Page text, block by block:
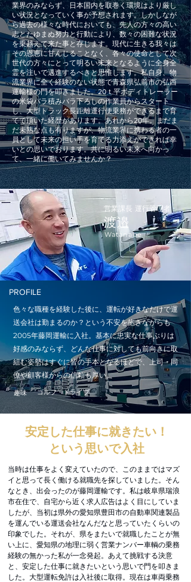
PROFILE
色々な職種を経験した後に、運転が好きなだけで運
送会社は勤まるのか？という不安を抱きながらも
2005年藤岡運輸に入社。 基本に忠実な仕事ぶりは
好感のみならず、どんな仕事に対しても前向きに取
組む姿勢はすぐに皆の手本となるほどで、 上司・同
僚や顧客様からの信頼も厚い。
​趣味 ゴルフ・ドライブ
業界のみならず、日本国内を取巻く環境はより厳し
い状況となっていく事が予想されます。しかしなが
ら過去の様々な時代においても、先人の方々の高い
志とたゆまぬ努力と行動により、数々の困難な状況
を乗越えて来た事と存じます。現代に生きる我々は
その恩恵に甘んじることなく、各々の使命として次
世代の方々にとって明るい未来となるように全身全
霊を注いで邁進するべきと思惟します。私自身、物
流業界に全く経験のない状態で青森県弘前市の弘西
運輸様の門を叩きました。20ｔ平ボディトレーラー
の米袋バラ積みバラ下ろしの作業員からスタート
し、大型トラック長距離運行便乗務ができるまで育
てて頂いた経歴があります。あれから20年。まだま
だ未熟な点も有りますが、物流業界に携わる者の一
員として未来の担い手を育てる力添えができれば幸
いとの思いでおります。共に明るい未来へ向かっ
て、一緒に働いてみませんか？
Watanabe
​渡邉
営業課長 ​運行管理者
安定した仕事に就きたい！
という思いで入社
当時は仕事をよく変えていたので、このままではマズ
イと思って長く働ける就職先を探していました。 そん
なとき、出会ったのが藤岡運輸です。私は岐阜県瑞浪
市在住で、自宅から近く求人広告はよく目にしていま
したが、当初は県外の愛知県豊田市の自動車関連製品
を運んでいる運送会社なんだなと思っていたくらいの
印象でした。 それが、県をまたいで就職したことが無
い上に、愛知県の地理に弱く営業ナンバー車輌の乗務
経験の無かった私が一念発起。 あえて挑戦する決意
と、安定した仕事に就きたいという思いで門を叩きま
した。大型運転免許は入社後に取得。現在は車両乗務